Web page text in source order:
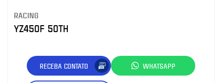
RACING
YZ450F 50TH
RECEBA CONTATO WHATSAPP